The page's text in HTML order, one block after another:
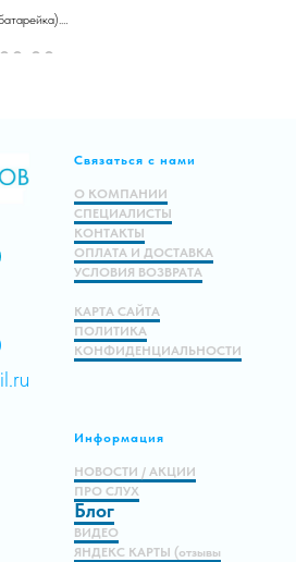
В корзину
Связаться с нами
О КОМПАНИИ
СПЕЦИАЛИСТЫ
КОНТАКТЫ
ОПЛАТА И ДОСТАВКА
УСЛОВИЯ ВОЗВРАТА
КАРТА САЙТА
ПОЛИТИКА
КОНФИДЕНЦИАЛЬНОСТИ
Информация
НОВОСТИ / АКЦИИ
ПРО СЛУХ
Блог
ВИДЕО
ЯНДЕКС КАРТЫ (отзывы